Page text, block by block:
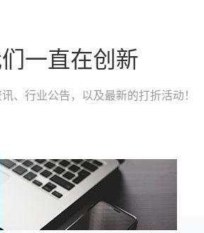
一直在创新
、行业公告，以及最新的打折活动！